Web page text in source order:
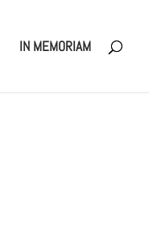
IN MEMORIAM